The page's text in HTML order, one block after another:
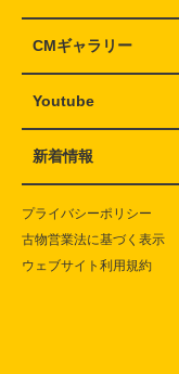
CMギャラリー
Youtube
新着情報
プライバシーポリシー
古物営業法に基づく表示
ウェブサイト利用規約